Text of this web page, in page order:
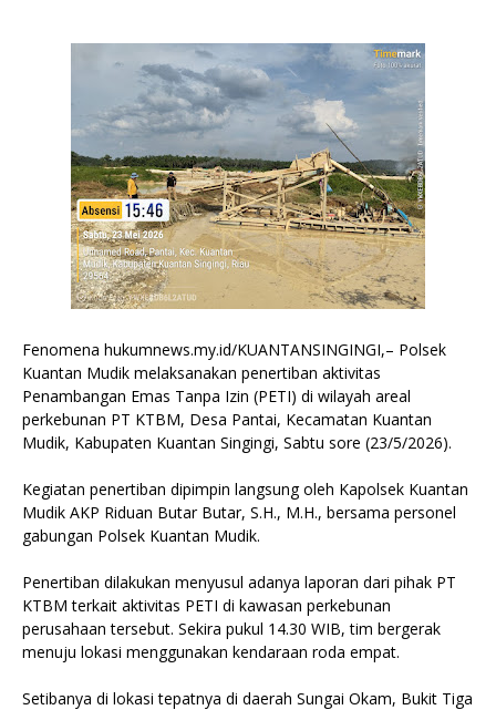
Fenomena hukumnews.my.id/KUANTANSINGINGI,– Polsek
Kuantan Mudik melaksanakan penertiban aktivitas
Penambangan Emas Tanpa Izin (PETI) di wilayah areal
perkebunan PT KTBM, Desa Pantai, Kecamatan Kuantan
Mudik, Kabupaten Kuantan Singingi, Sabtu sore (23/5/2026).
Kegiatan penertiban dipimpin langsung oleh Kapolsek Kuantan
Mudik AKP Riduan Butar Butar, S.H., M.H., bersama personel
gabungan Polsek Kuantan Mudik.
Penertiban dilakukan menyusul adanya laporan dari pihak PT
KTBM terkait aktivitas PETI di kawasan perkebunan
perusahaan tersebut. Sekira pukul 14.30 WIB, tim bergerak
menuju lokasi menggunakan kendaraan roda empat.
Setibanya di lokasi tepatnya di daerah Sungai Okam, Bukit Tiga